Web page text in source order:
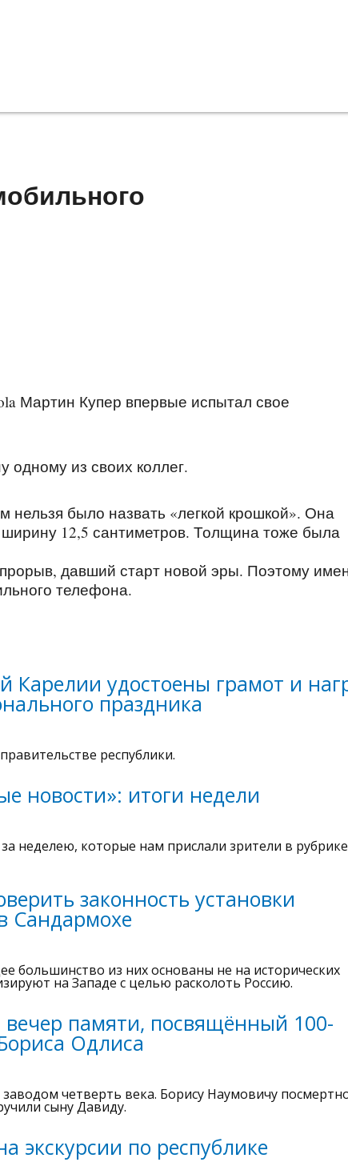
Мартин Купер впервые испытал свое
одному из своих коллег.
было назвать «легкой крошкой». Она
12,5 сантиметров. Толщина тоже была
давший старт новой эры. Поэтому
телефона.
Карелии удостоены грамот и
праздника
республики.
новости»: итоги недели
неделею, которые нам прислали зрители в рубрике
законность установки
Сандармохе
большинство из них основаны не на исторических
на Западе с целью расколоть Россию.
вечер памяти, посвящённый 100-
Одлиса
четверть века. Борису Наумовичу
сыну Давиду.
экскурсии по республике